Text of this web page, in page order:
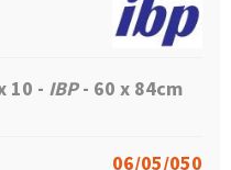
10 - IBP- 60 x 84cm
06/05/050